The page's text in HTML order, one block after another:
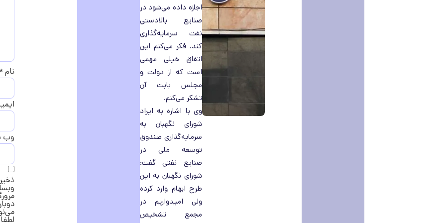
اجازه داده می‌شود در
صنایع بالادستی
نفت سرمایه‌گذاری
کند. فکر می‌کنم این
اتفاق خیلی مهمی
است که از دولت و
مجلس بابت آن
تشکر می‌کنم.
وی با اشاره به ایراد
شورای نگهبان به
سرمایه‌گذاری صندوق
توسعه ملی در
صنایع نفتی گفت:
شورای نگهبان به این
طرح ابهام وارد کرده
ولی امیدواریم در
مجمع تشخیص
نام*
وب‌